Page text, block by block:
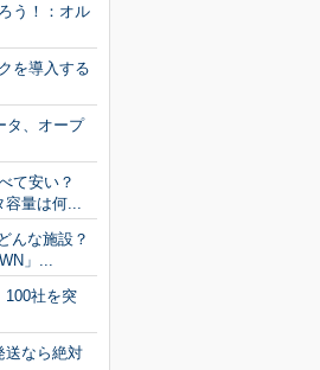
う！：オル
を導入する
タ、オープ
て安い？
量は何...
んな施設？
」...
100社を突
送なら絶対